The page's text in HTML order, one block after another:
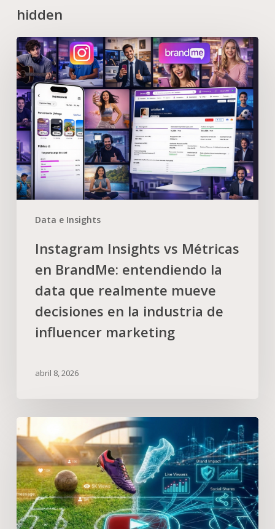
hidden
Data e Insights
Instagram Insights vs Métricas
en BrandMe: entendiendo la
data que realmente mueve
decisiones en la industria de
influencer marketing
abril 8, 2026